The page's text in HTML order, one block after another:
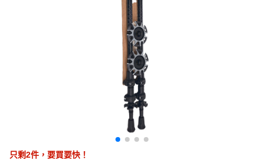
只剩2件， 要買要快！